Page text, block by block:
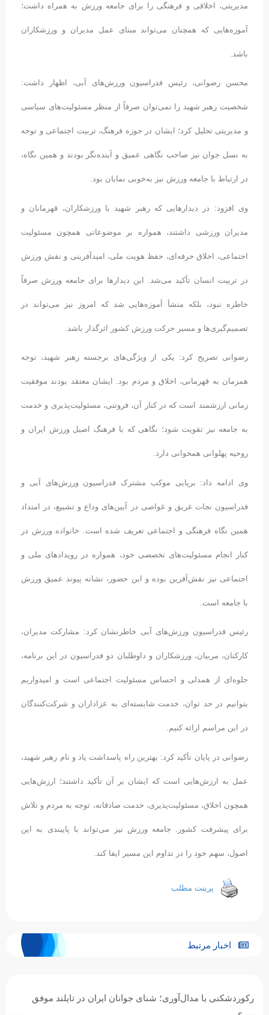
مدیریتی، اخلاقی و فرهنگی را برای جامعه ورزش به همراه داشت؛
آموزه‌هایی که همچنان می‌تواند مبنای عمل مدیران و ورزشکاران
باشد.
محسن رضوانی، رئیس فدراسیون ورزش‌های آبی، اظهار داشت:
شخصیت رهبر شهید را نمی‌توان صرفاً از منظر مسئولیت‌های سیاسی
و مدیریتی تحلیل کرد؛ ایشان در حوزه فرهنگ، تربیت اجتماعی و توجه
به نسل جوان نیز صاحب نگاهی عمیق و آینده‌نگر بودند و همین نگاه،
در ارتباط با جامعه ورزش نیز به‌خوبی نمایان بود.
وی افزود: در دیدارهایی که رهبر شهید با ورزشکاران، قهرمانان و
مدیران ورزشی داشتند، همواره بر موضوعاتی همچون مسئولیت
اجتماعی، اخلاق حرفه‌ای، حفظ هویت ملی، امیدآفرینی و نقش ورزش
در تربیت انسان تأکید می‌شد. این دیدارها برای جامعه ورزش صرفاً
خاطره نبود، بلکه منشأ آموزه‌هایی شد که امروز نیز می‌تواند در
تصمیم‌گیری‌ها و مسیر حرکت ورزش کشور اثرگذار باشد.
رضوانی تصریح کرد: یکی از ویژگی‌های برجسته رهبر شهید، توجه
همزمان به قهرمانی، اخلاق و مردم بود. ایشان معتقد بودند موفقیت
زمانی ارزشمند است که در کنار آن، فروتنی، مسئولیت‌پذیری و خدمت
به جامعه نیز تقویت شود؛ نگاهی که با فرهنگ اصیل ورزش ایران و
روحیه پهلوانی همخوانی دارد.
وی ادامه داد: برپایی موکب مشترک فدراسیون ورزش‌های آبی و
فدراسیون نجات غریق و غواصی در آیین‌های وداع و تشییع، در امتداد
همین نگاه فرهنگی و اجتماعی تعریف شده است. خانواده ورزش در
کنار انجام مسئولیت‌های تخصصی خود، همواره در رویدادهای ملی و
اجتماعی نیز نقش‌آفرین بوده و این حضور، نشانه پیوند عمیق ورزش
با جامعه است.
رئیس فدراسیون ورزش‌های آبی خاطرنشان کرد: مشارکت مدیران،
کارکنان، مربیان، ورزشکاران و داوطلبان دو فدراسیون در این برنامه،
جلوه‌ای از همدلی و احساس مسئولیت اجتماعی است و امیدواریم
بتوانیم در حد توان، خدمت شایسته‌ای به عزاداران و شرکت‌کنندگان
در این مراسم ارائه کنیم.
رضوانی در پایان تأکید کرد: بهترین راه پاسداشت یاد و نام رهبر شهید،
عمل به ارزش‌هایی است که ایشان بر آن تأکید داشتند؛ ارزش‌هایی
همچون اخلاق، مسئولیت‌پذیری، خدمت صادقانه، توجه به مردم و تلاش
برای پیشرفت کشور. جامعه ورزش نیز می‌تواند با پایبندی به این
اصول، سهم خود را در تداوم این مسیر ایفا کند.
پرینت مطلب
اخبار مرتبط
رکوردشکنی یا مدال‌آوری؛ شنای جوانان ایران در تایلند موفق